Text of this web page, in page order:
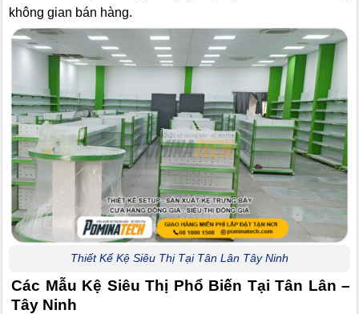
không gian bán hàng.
Thiết Kế Kệ Siêu Thị Tại Tân Lân Tây Ninh
Các Mẫu Kệ Siêu Thị Phổ Biến Tại Tân Lân –
Tây Ninh